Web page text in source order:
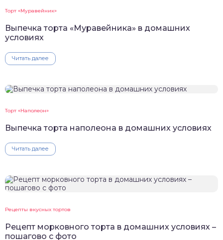
Торт «Муравейник»
Выпечка торта «Муравейника» в домашних
условиях
Читать далее
Торт «Наполеон»
Выпечка торта наполеона в домашних условиях
Читать далее
Рецепты вкусных тортов
Рецепт морковного торта в домашних условиях –
пошагово с фото